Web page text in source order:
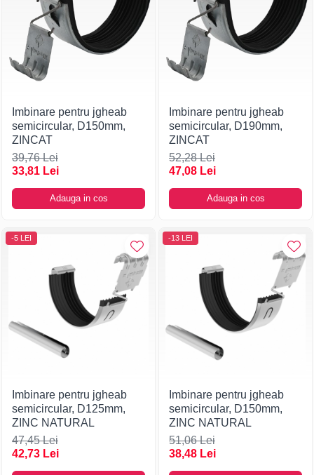
Imbinare pentru jgheab
semicircular, D150mm,
ZINCAT
39,76 Lei
33,81 Lei
Adauga in cos
Imbinare pentru jgheab
semicircular, D190mm,
ZINCAT
52,28 Lei
47,08 Lei
Adauga in cos
-5 LEI
Imbinare pentru jgheab
semicircular, D125mm,
ZINC NATURAL
47,45 Lei
42,73 Lei
-13 LEI
Imbinare pentru jgheab
semicircular, D150mm,
ZINC NATURAL
51,06 Lei
38,48 Lei